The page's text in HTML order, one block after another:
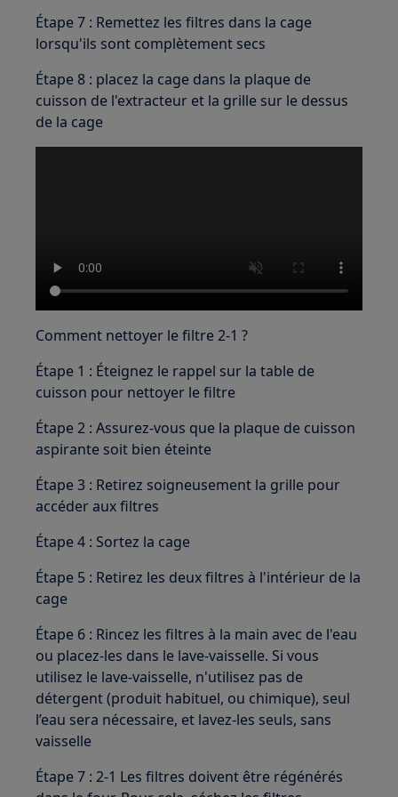
Étape 7 : Remettez les filtres dans la cage
lorsqu'ils sont complètement secs
Étape 8 : placez la cage dans la plaque de
cuisson de l'extracteur et la grille sur le dessus
de la cage
Comment nettoyer le filtre 2-1 ?
Étape 1 : Éteignez le rappel sur la table de
cuisson pour nettoyer le filtre
Étape 2 : Assurez-vous que la plaque de cuisson
aspirante soit bien éteinte
Étape 3 : Retirez soigneusement la grille pour
accéder aux filtres
Étape 4 : Sortez la cage
Étape 5 : Retirez les deux filtres à l'intérieur de la
cage
Étape 6 : Rincez les filtres à la main avec de l'eau
ou placez-les dans le lave-vaisselle. Si vous
utilisez le lave-vaisselle, n'utilisez pas de
détergent (produit habituel, ou chimique), seul
l’eau sera nécessaire, et lavez-les seuls, sans
vaisselle
Étape 7 : 2-1 Les filtres doivent être régénérés